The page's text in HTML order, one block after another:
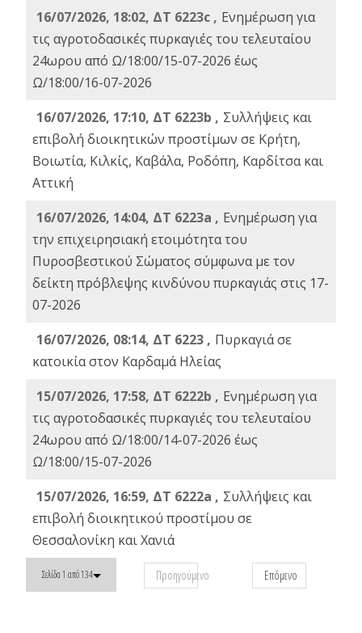
16/07/2026, 18:02, ΔΤ 6223c , Ενημέρωση για
τις αγροτοδασικές πυρκαγιές του τελευταίου
24ωρου από Ω/18:00/15-07-2026 έως
Ω/18:00/16-07-2026
16/07/2026, 17:10, ΔΤ 6223b , Συλλήψεις και
επιβολή διοικητικών προστίμων σε Κρήτη,
Βοιωτία, Κιλκίς, Καβάλα, Ροδόπη, Καρδίτσα και
Αττική
16/07/2026, 14:04, ΔΤ 6223a , Ενημέρωση για
την επιχειρησιακή ετοιμότητα του
Πυροσβεστικού Σώματος σύμφωνα με τον
δείκτη πρόβλεψης κινδύνου πυρκαγιάς στις 17-
07-2026
16/07/2026, 08:14, ΔΤ 6223 , Πυρκαγιά σε
κατοικία στον Καρδαμά Ηλείας
15/07/2026, 17:58, ΔΤ 6222b , Ενημέρωση για
τις αγροτοδασικές πυρκαγιές του τελευταίου
24ωρου από Ω/18:00/14-07-2026 έως
Ω/18:00/15-07-2026
15/07/2026, 16:59, ΔΤ 6222a , Συλλήψεις και
επιβολή διοικητικού προστίμου σε
Θεσσαλονίκη και Χανιά
Σελίδα 1 από 134 Προηγούμενο Επόμενο